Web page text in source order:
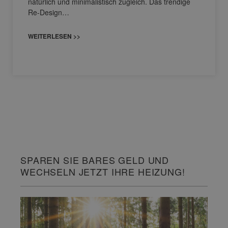
Re-Design…
WEITERLESEN >>
SPAREN SIE BARES GELD UND
WECHSELN JETZT IHRE HEIZUNG!